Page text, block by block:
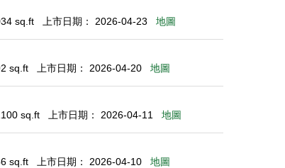
sq.ft 上市日期： 2026-04-23 地圖
sq.ft 上市日期： 2026-04-20 地圖
sq.ft 上市日期： 2026-04-11 地圖
sq.ft 上市日期： 2026-04-10 地圖